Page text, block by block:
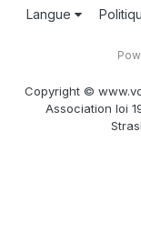
Langue
Copyright ©
Association loi